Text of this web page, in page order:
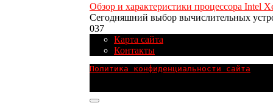
Обзор и характеристики процессора Intel
Сегодняшний выбор вычислительных
037
Карта сайта
Контакты
Политика конфиденциальности сайта